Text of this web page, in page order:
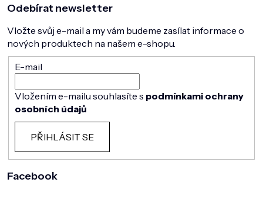
Odebírat newsletter
Vložte svůj e-mail a my vám budeme zasílat informace o
nových produktech na našem e-shopu.
E-mail
Vložením e-mailu souhlasíte s podmínkami ochrany
osobních údajů
PŘIHLÁSIT SE
Facebook